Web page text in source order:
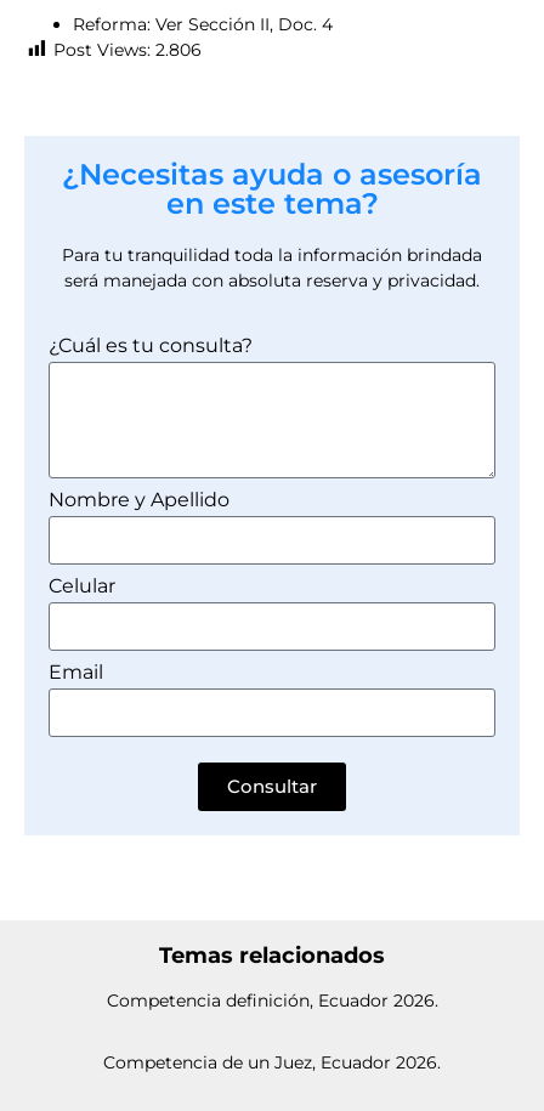
Reforma: Ver Sección II, Doc. 4
Post Views: 2.806
¿Necesitas ayuda o asesoría
en este tema?
Para tu tranquilidad toda la información brindada
será manejada con absoluta reserva y privacidad.
¿Cuál es tu consulta?
Nombre y Apellido
Celular
Email
Consultar
Temas relacionados
Competencia definición, Ecuador 2026.
Competencia de un Juez, Ecuador 2026.